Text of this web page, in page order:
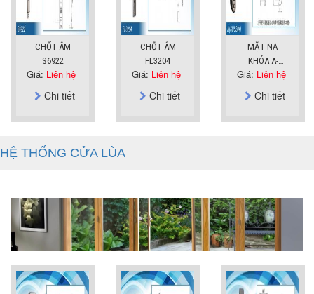
CHỐT ÂM
S6922
Giá: Liên hệ
Chi tiết
CHỐT ÂM
FL3204
Giá: Liên hệ
Chi tiết
MẶT NẠ
KHÓA A-
SUS304
Giá: Liên hệ
Chi tiết
HỆ THỐNG CỬA LÙA